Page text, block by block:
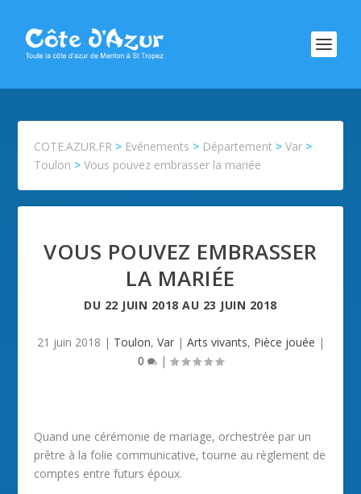
COTE.AZUR.FR > Evénements > Département >Var >
Toulon >Vous pouvez embrasser la mariée
VOUS POUVEZ EMBRASSER
LA MARIÉE
DU 22 JUIN 2018 AU 23 JUIN 2018
21 juin 2018 | Toulon, Var| Arts vivants, Pièce jouée |
0
|
Quand une cérémonie de mariage, orchestrée par un
prêtre à la folie communicative, tourne au règlement de
comptes entre futurs époux.